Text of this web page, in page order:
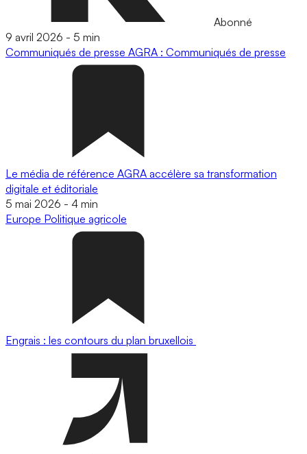
Abonné
9 avril 2026 - 5 min
Communiqués de presse AGRA : Communiqués de presse
Le média de référence AGRA accélère sa transformation
digitale et éditoriale
5 mai 2026 - 4 min
Europe Politique agricole
Engrais : les contours du plan bruxellois